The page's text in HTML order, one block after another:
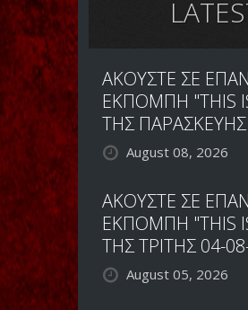
ΔΙΣΚΟ
2019
ΑΚΟΥΣΤΕ ΣΕ
ΕΚΠΟΜΠΗ "THIS
ΤΗΣ ΠΑΡΑΣΚΕΥΗΣ
August 08, 2026
ΑΚΟΥΣΤΕ ΣΕ
ΕΚΠΟΜΠΗ "THIS
ΤΗΣ ΤΡΙΤΗΣ 04-
August 05, 2026